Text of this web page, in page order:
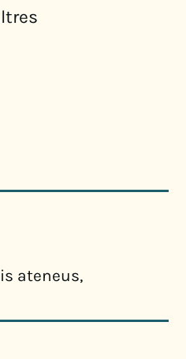
ateneus,